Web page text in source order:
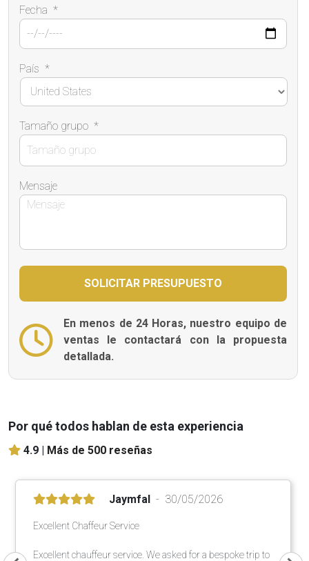
Fecha *
País *
Tamaño grupo *
Mensaje
En menos de 24 Horas, nuestro equipo de
ventas le contactará con la propuesta
detallada.
Por qué todos hablan de esta experiencia
4.9 | Más de 500 reseñas
Jaymfal 30/05/2026
Excellent Chaffeur Service
Excellent chauffeur service. We asked for a bespoke trip to